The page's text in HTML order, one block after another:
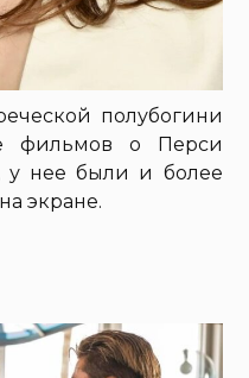
полубогини
фильмов о Перси
у нее были и более
экране.